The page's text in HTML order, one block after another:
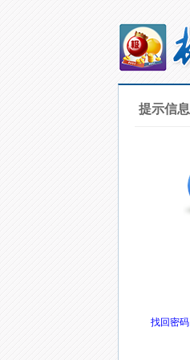
提示信息
找回密码